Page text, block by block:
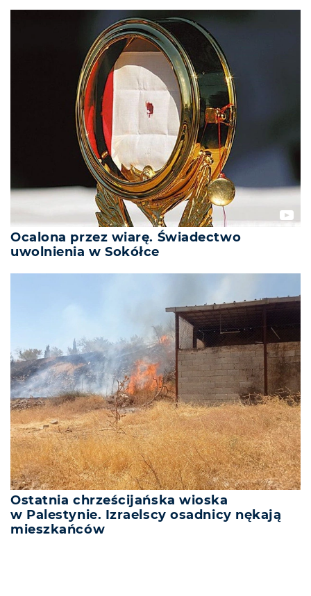
Ocalona przez wiarę. Świadectwo
uwolnienia w Sokółce
Ostatnia chrześcijańska wioska
w Palestynie. Izraelscy osadnicy nękają
mieszkańców